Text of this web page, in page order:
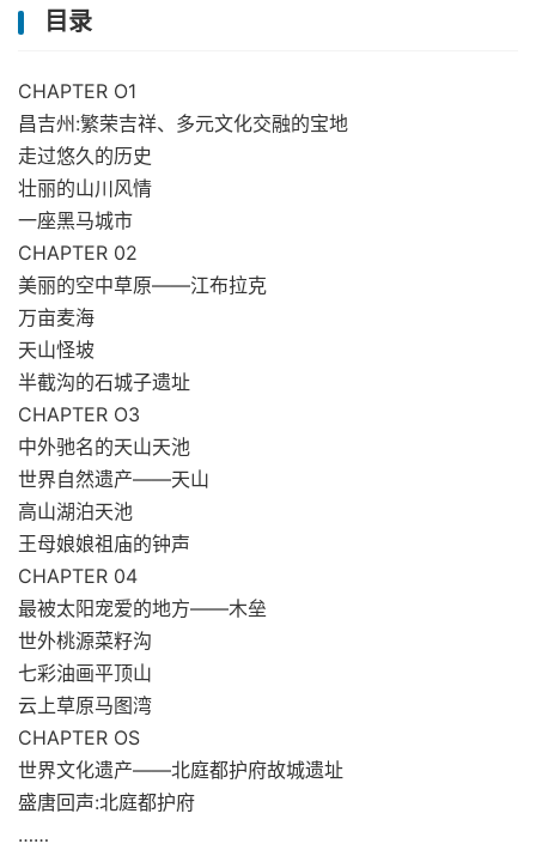
目录
CHAPTER O1
昌吉州:繁荣吉祥、多元文化交融的宝地
走过悠久的历史
壮丽的山川风情
一座黑马城市
CHAPTER 02
美丽的空中草原——江布拉克
万亩麦海
天山怪坡
半截沟的石城子遗址
CHAPTER O3
中外驰名的天山天池
世界自然遗产——天山
高山湖泊天池
王母娘娘祖庙的钟声
CHAPTER 04
最被太阳宠爱的地方——木垒
世外桃源菜籽沟
七彩油画平顶山
云上草原马图湾
CHAPTER OS
世界文化遗产——北庭都护府故城遗址
盛唐回声:北庭都护府
……